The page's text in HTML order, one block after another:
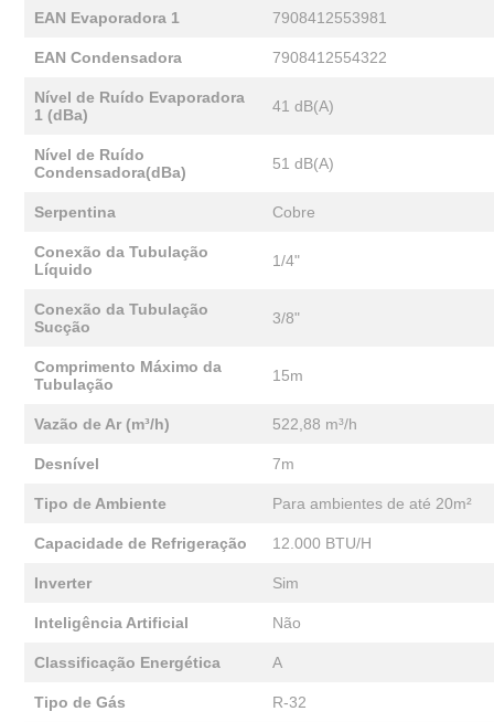
EAN Evaporadora 1 7908412553981
EAN Condensadora 7908412554322
Nível de Ruído Evaporadora
1 (dBa)
41 dB(A)
Nível de Ruído
Condensadora(dBa)
51 dB(A)
Serpentina Cobre
Conexão da Tubulação
Líquido
1/4"
Conexão da Tubulação
Sucção
3/8"
Comprimento Máximo da
Tubulação
15m
Vazão de Ar (m³/h) 522,88 m³/h
Desnível 7m
Tipo de Ambiente Para ambientes de até 20m²
Capacidade de Refrigeração 12.000 BTU/H
Inverter Sim
Inteligência Artificial Não
Classificação Energética A
Tipo de Gás R-32